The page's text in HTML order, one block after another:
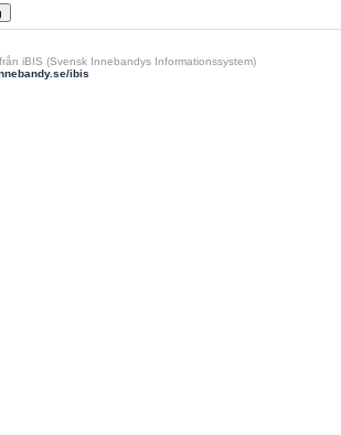
iBIS (Svensk Innebandys Informationssystem)
ibis